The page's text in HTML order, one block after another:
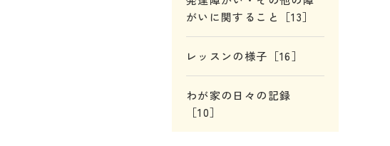
がいに関すること［13］
レッスンの様子［16］
わが家の日々の記録
［10］